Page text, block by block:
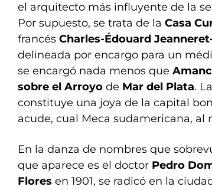
el arquitecto más influyente de la
Por supuesto, se trata de la Casa
francés Charles-Édouard
delineada por encargo para un
se encargó nada menos que
sobre el Arroyo de Mar del Plata.
constituye una joya de la capital
acude, cual Meca sudamericana, al
En la danza de nombres que
que aparece es el doctor Pedro
Flores en 1901, se radicó en la